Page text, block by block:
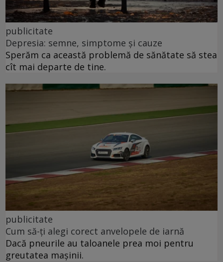
publicitate
Depresia: semne, simptome și cauze
Sperăm ca această problemă de sănătate să stea
cît mai departe de tine.
publicitate
Cum să-ți alegi corect anvelopele de iarnă
Dacă pneurile au taloanele prea moi pentru
greutatea mașinii.